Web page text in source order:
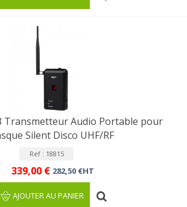
Transmetteur Audio Portable pour
Silent Disco UHF/RF
Ref : 18815
339,00 € 282,50 €HT
AJOUTER AU PANIER